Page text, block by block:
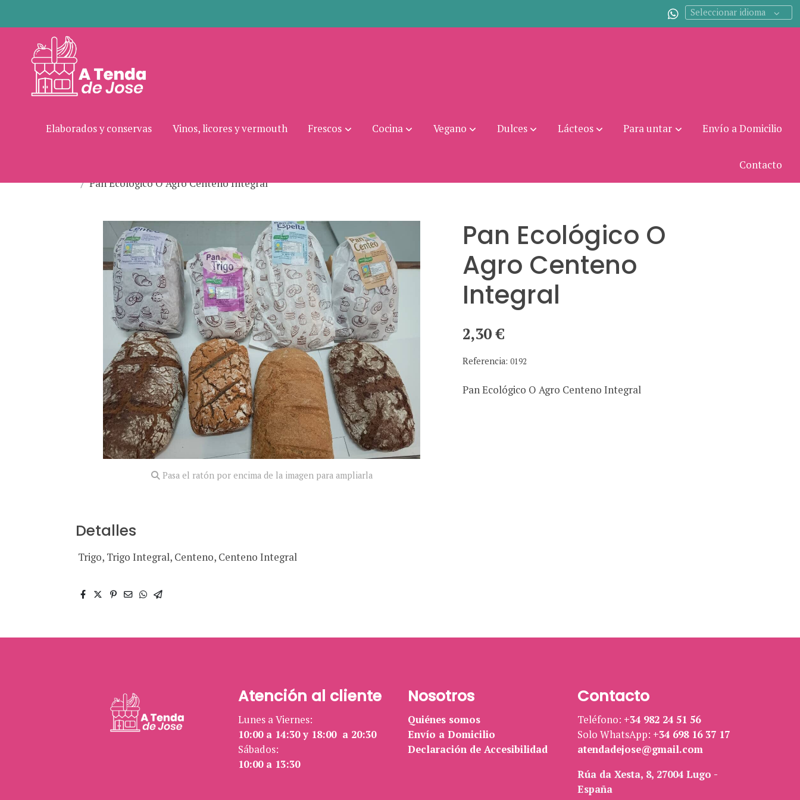
Seleccionar idioma
Elaborados y conservas Vinos, licores y vermouth Frescos Cocina Vegano Dulces Lácteos Para untar Envío a Domicilio
Contacto
Pan Ecológico O Agro Centeno Integral
Pasa el ratón por encima de la imagen para ampliarla
Detalles
Trigo, Trigo Integral, Centeno, Centeno Integral
Pan Ecológico O
Agro Centeno
Integral
2,30 €
Referencia:0192
Pan Ecológico O Agro Centeno Integral
Atención al cliente
Lunes a Viernes:
10:00 a 14:30 y 18:00 a 20:30
Sábados:
10:00 a 13:30
Nosotros
Quiénes somos
Envío a Domicilio
Declaración de Accesibilidad
Contacto
Teléfono: +34 982 24 51 56
Solo WhatsApp: +34 698 16 37 17
atendadejose@gmail.com
Rúa da Xesta, 8, 27004 Lugo -
España